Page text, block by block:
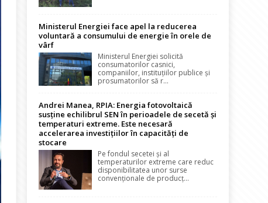
Ministerul Energiei face apel la reducerea
voluntară a consumului de energie în orele de
vârf
Ministerul Energiei solicită
consumatorilor casnici,
companiilor, instituțiilor publice și
prosumatorilor să r...
Andrei Manea, RPIA: Energia fotovoltaică
susține echilibrul SEN în perioadele de secetă și
temperaturi extreme. Este necesară
accelerarea investițiilor în capacități de
stocare
Pe fondul secetei și al
temperaturilor extreme care reduc
disponibilitatea unor surse
convenționale de producț...